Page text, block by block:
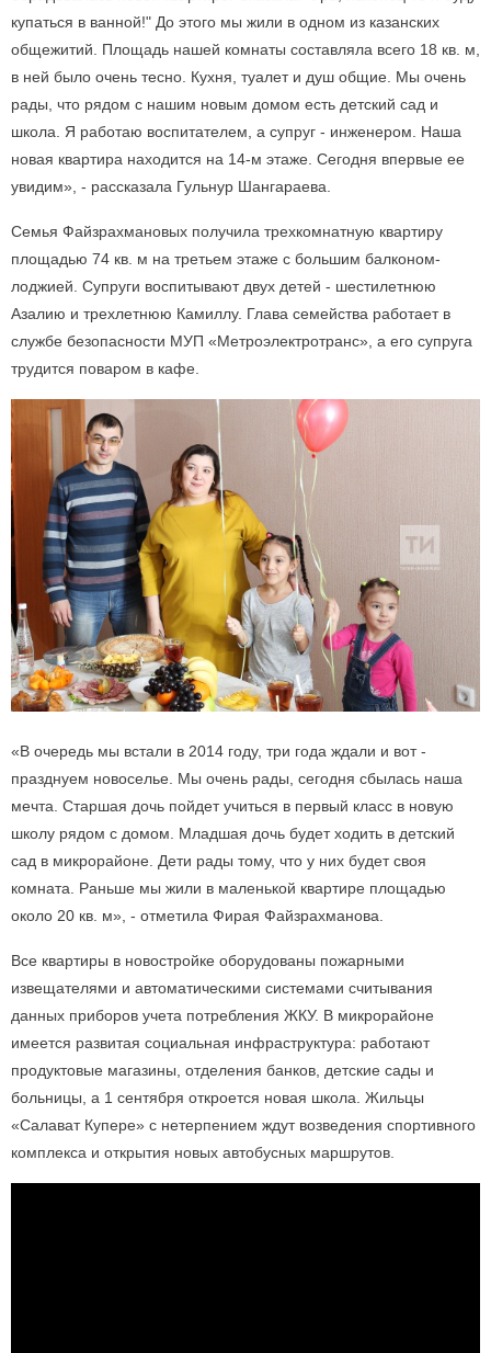
купаться в ванной!" До этого мы жили в одном из казанских
общежитий. Площадь нашей комнаты составляла всего 18 кв. м,
в ней было очень тесно. Кухня, туалет и душ общие. Мы очень
рады, что рядом с нашим новым домом есть детский сад и
школа. Я работаю воспитателем, а супруг - инженером. Наша
новая квартира находится на 14-м этаже. Сегодня впервые ее
увидим», - рассказала Гульнур Шангараева.
Семья Файзрахмановых получила трехкомнатную квартиру
площадью 74 кв. м на третьем этаже с большим балконом-
лоджией. Супруги воспитывают двух детей - шестилетнюю
Азалию и трехлетнюю Камиллу. Глава семейства работает в
службе безопасности МУП «Метроэлектротранс», а его супруга
трудится поваром в кафе.
«В очередь мы встали в 2014 году, три года ждали и вот -
празднуем новоселье. Мы очень рады, сегодня сбылась наша
мечта. Старшая дочь пойдет учиться в первый класс в новую
школу рядом с домом. Младшая дочь будет ходить в детский
сад в микрорайоне. Дети рады тому, что у них будет своя
комната. Раньше мы жили в маленькой квартире площадью
около 20 кв. м», - отметила Фирая Файзрахманова.
Все квартиры в новостройке оборудованы пожарными
извещателями и автоматическими системами считывания
данных приборов учета потребления ЖКУ. В микрорайоне
имеется развитая социальная инфраструктура: работают
продуктовые магазины, отделения банков, детские сады и
больницы, а 1 сентября откроется новая школа. Жильцы
«Салават Купере» с нетерпением ждут возведения спортивного
комплекса и открытия новых автобусных маршрутов.